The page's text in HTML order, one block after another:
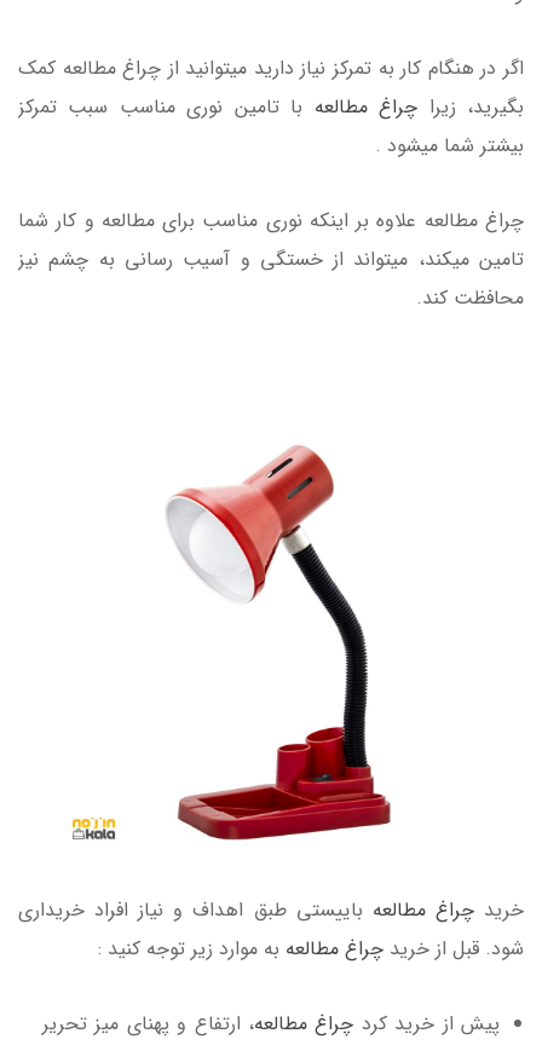
اگر در هنگام کار به تمرکز نیاز دارید میتوانید از چراغ مطالعه کمک
بگیرید، زیرا چراغ مطالعه با تامین نوری مناسب سبب تمرکز
بیشتر شما میشود .
چراغ مطالعه علاوه بر اینکه نوری مناسب برای مطالعه و کار شما
تامین میکند، میتواند از خستگی و آسیب رسانی به چشم نیز
محافظت کند.
خریدچراغ مطالعه باییستی طبق اهداف و نیاز افراد خریداری
شود. قبل از خرید چراغ مطالعه به موارد زیر توجه کنید :
پیش از خرید کرد چراغ مطالعه، ارتفاع و پهنای میز تحریر